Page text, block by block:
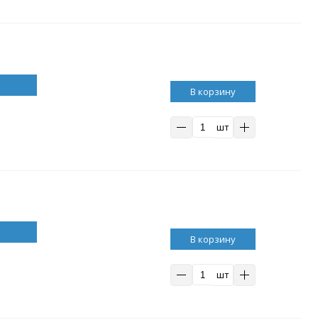
В корзину
шт
В корзину
шт